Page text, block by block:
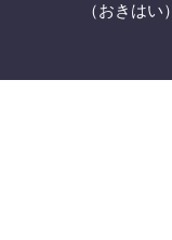
（おきはい）